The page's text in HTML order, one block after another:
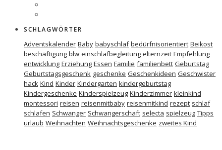
SCHLAGWÖRTER
Adventskalender Baby babyschlaf bedürfnisorientiert Beikost
beschäftigung blw einschlafbegleitung elternzeit Empfehlung
entwicklung Erziehung Essen Familie familienbett Geburtstag
Geburtstagsgeschenk geschenke Geschenkideen Geschwister
hack Kind Kinder Kindergarten kindergeburtstag
Kindergeschenke Kinderspielzeug Kinderzimmer kleinkind
montessori reisen reisenmitbaby reisenmitkind rezept schlaf
schlafen Schwanger Schwangerschaft selecta spielzeug Tipps
urlaub Weihnachten Weihnachtsgeschenke zweites Kind